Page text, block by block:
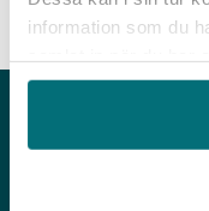
information som du